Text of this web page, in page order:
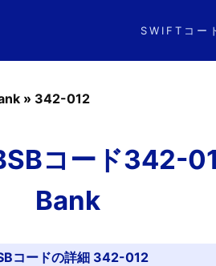
SWIFTコー
» 342-012
コード342-
Bank
コードの詳細 342-012